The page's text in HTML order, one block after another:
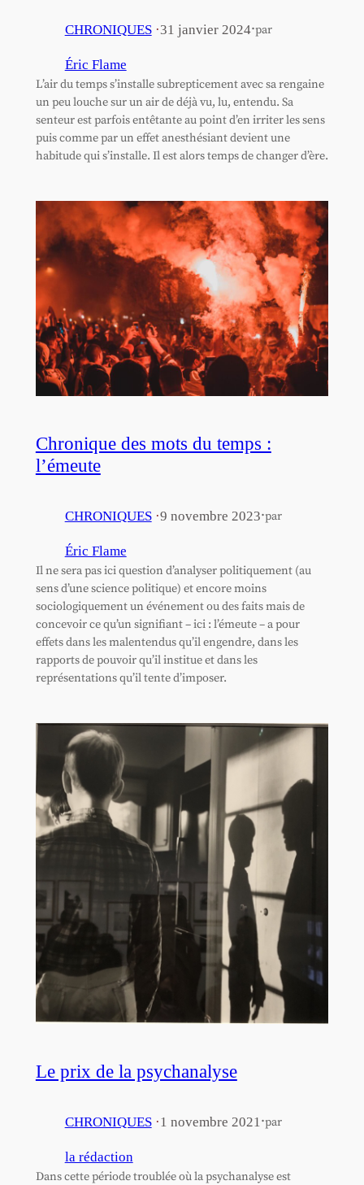
CHRONIQUES·31 janvier 2024·par
Éric Flame
L’air du temps s’installe subrepticement avec sa rengaine
un peu louche sur un air de déjà vu, lu, entendu. Sa
senteur est parfois entêtante au point d’en irriter les sens
puis comme par un effet anesthésiant devient une
habitude qui s’installe. Il est alors temps de changer d’ère.
Chronique des mots du temps :
l’émeute
CHRONIQUES·9 novembre 2023·par
Éric Flame
Il ne sera pas ici question d’analyser politiquement (au
sens d’une science politique) et encore moins
sociologiquement un événement ou des faits mais de
concevoir ce qu’un signifiant – ici : l’émeute – a pour
effets dans les malentendus qu’il engendre, dans les
rapports de pouvoir qu’il institue et dans les
représentations qu’il tente d’imposer.
Le prix de la psychanalyse
CHRONIQUES·1 novembre 2021·par
la rédaction
Dans cette période troublée où la psychanalyse est